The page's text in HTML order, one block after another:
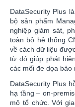
DataSecurity Plus là
bộ sản phẩm
nghiệp giám sát,
toàn bộ hệ thống
về cách dữ liệu
từ đó giúp phát
các mối đe dọa bảo
DataSecurity Plus
hạ tầng – on-
mô tổ chức. Với